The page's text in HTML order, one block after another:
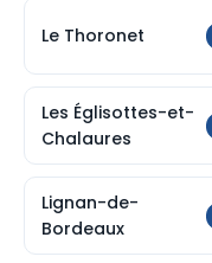
Le Thoronet
Les Églisottes-et-
Chalaures
Lignan-de-
Bordeaux